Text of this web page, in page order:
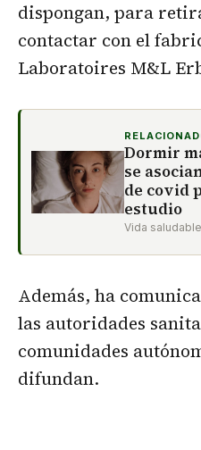
dispongan, para
contactar con el
Laboratoires M&L
Dormir
se
de covid
estudio
Vida saludable
Además, ha
las autoridades
comunidades
difundan.